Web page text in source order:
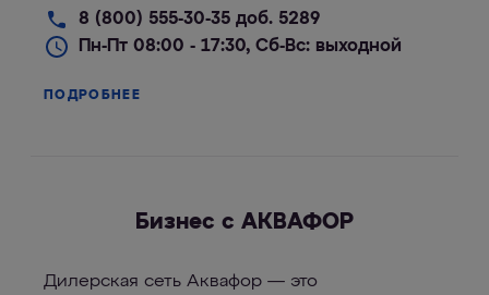
8 (800) 555-30-35 доб. 5289
Пн-Пт 08:00 - 17:30, Сб-Вс: выходной
ПОДРОБНЕЕ
Бизнес с АКВАФОР
Дилерская сеть Аквафор — это